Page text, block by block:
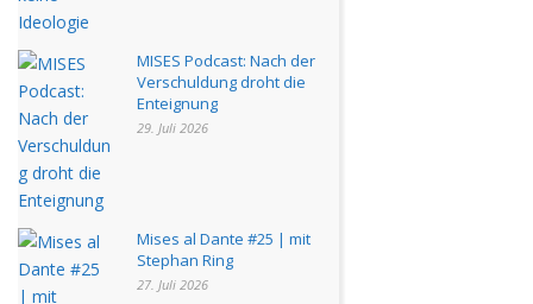
MISES Podcast: Nach der
Verschuldung droht die
Enteignung
29. Juli 2026
Mises al Dante #25 | mit
Stephan Ring
27. Juli 2026